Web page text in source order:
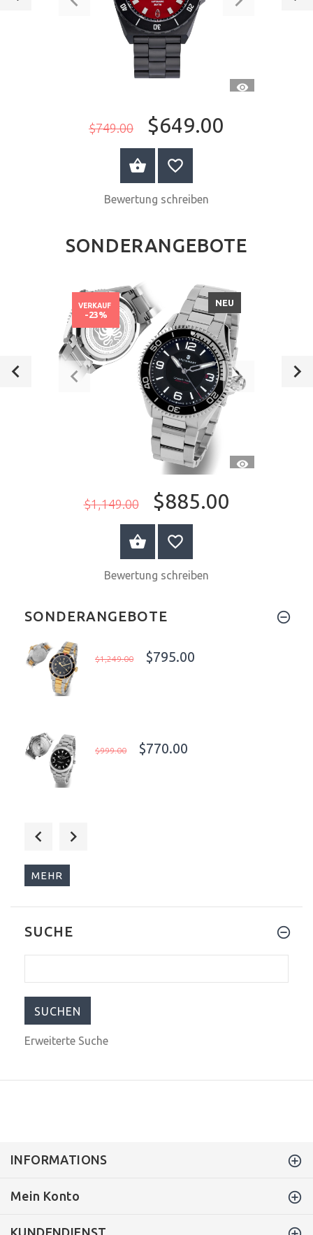
$749.00 $649.00
WARENKORB
Bewertung schreiben
SONDERANGEBOTE
NEU
$1,149.00 $885.00
VERKAUF
-23%
WARENKORB
Bewertung schreiben
SONDERANGEBOTE
$1,249.00 $795.00
$999.00 $770.00
MEHR
SUCHE
Erweiterte Suche
INFORMATIONS
Mein Konto